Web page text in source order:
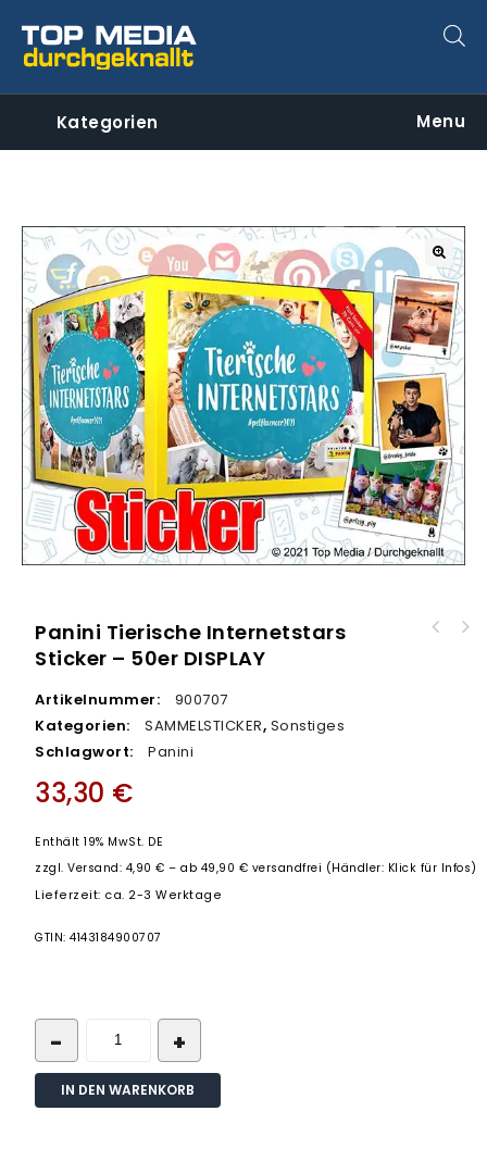
Kategorien Menu
🔍
Panini Tierische Internetstars
Sticker – 50er DISPLAY
Artikelnummer:
900707
Kategorien:
SAMMELSTICKER, Sonstiges
Schlagwort:
Panini
33,30 €
Enthält 19% MwSt. DE
zzgl.Versand: 4,90 € – ab 49,90 € versandfrei (Händler: Klick für Infos)
Lieferzeit: ca. 2-3 Werktage
GTIN: 4143184900707
IN DEN WARENKORB